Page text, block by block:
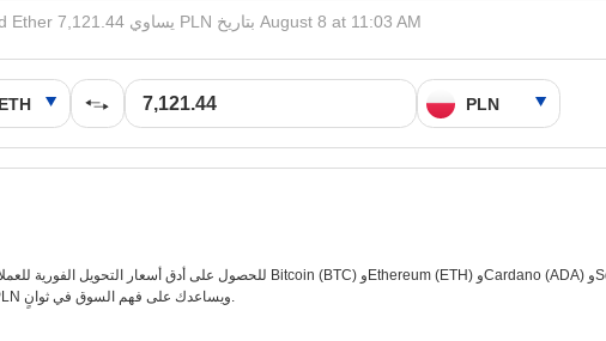
STETH إلى PLN: 1 Lido Staked Ether يساوي 7,121.44 PLN بتاريخ August 8 at 11:03 AM
وDogecoin (DOGE) وغيرها. يسهّل المحوّل المباشر متابعة أزواج التداول مثل STETH/PLN ويساعدك على فهم السوق في ثوانٍ.